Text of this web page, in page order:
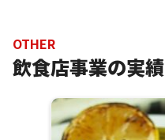
OTHER
飲食店事業の実績